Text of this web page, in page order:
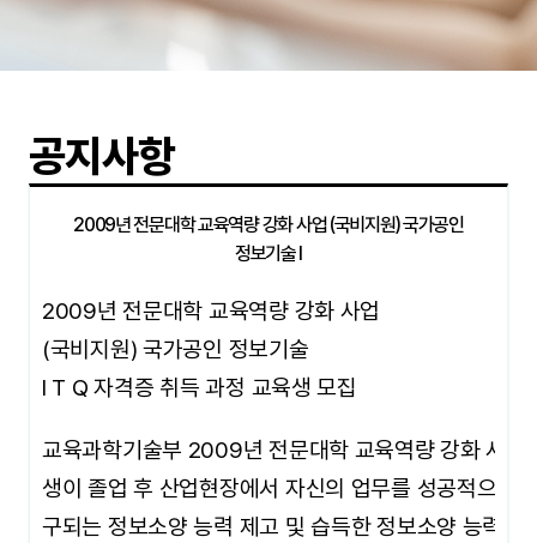
공지사항
2009년 전문대학 교육역량 강화 사업 (국비지원) 국가공인
정보기술 I
2009년 전문대학 교육역량 강화 사업
(국비지원) 국가공인 정보기술
I T Q 자격증 취득 과정 교육생 모집
교육과학기술부 2009년 전문대학 교육역량 강화 사업
생이 졸업 후 산업현장에서 자신의 업무를 성공적으로
구되는 정보소양 능력 제고 및 습득한 정보소양 능력에